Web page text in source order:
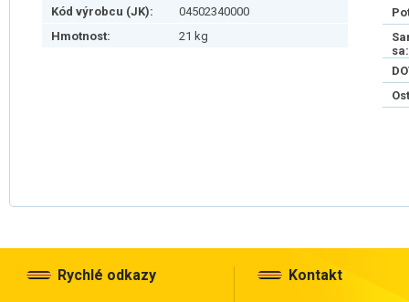
Kód výrobcu (JK):
04502340000
Hmotnost:
21 kg
sa:
Rychlé odkazy Kontakt